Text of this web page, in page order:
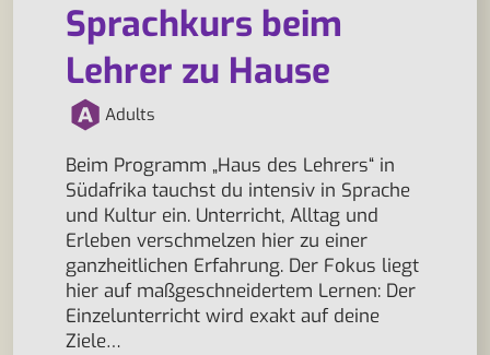
Sprachkurs beim
Lehrer zu Hause
Adults
Beim Programm „Haus des Lehrers“ in
Südafrika tauchst du intensiv in Sprache
und Kultur ein. Unterricht, Alltag und
Erleben verschmelzen hier zu einer
ganzheitlichen Erfahrung. Der Fokus liegt
hier auf maßgeschneidertem Lernen: Der
Einzelunterricht wird exakt auf deine
Ziele…